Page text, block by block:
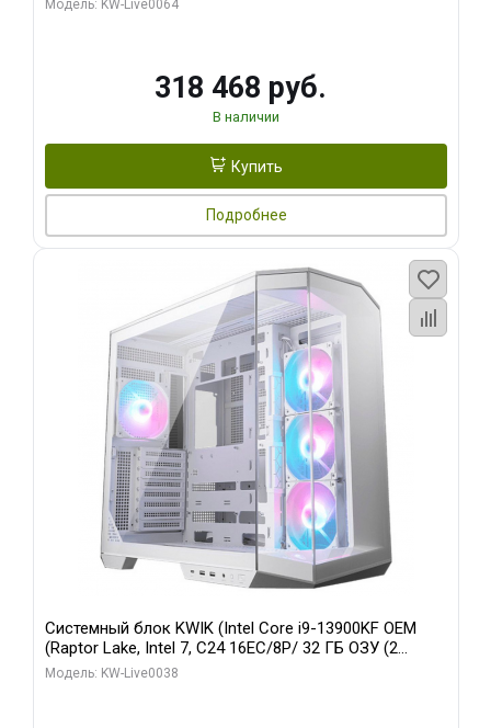
Модель: KW-Live0064
318 468 руб.
В наличии
Купить
Подробнее
Системный блок KWIK (Intel Core i9-13900KF OEM
(Raptor Lake, Intel 7, C24 16EC/8P/ 32 ГБ ОЗУ (2
модуля)/ Gigabyte RX9070XT GAMING OC 16GB GDDR6
Модель: KW-Live0038